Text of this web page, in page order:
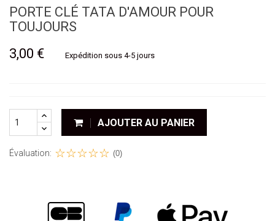
PORTE CLÉ TATA D'AMOUR POUR
TOUJOURS
3,00 €
Expédition sous 4-5 jours
AJOUTER AU PANIER
Évaluation: (0)